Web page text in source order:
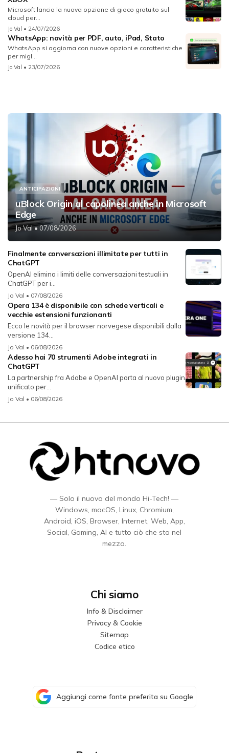
Microsoft lancia la nuova opzione di gioco gratuito sul
cloud per...
Jo Val • 24/07/2026
WhatsApp: novità per PDF, auto, iPad, Stato
WhatsApp si aggiorna con nuove opzioni e caratteristiche
per migl...
Jo Val • 23/07/2026
ANTICIPAZIONI
uBlock Origin al capolinea anche in Microsoft
Edge
Jo Val• 07/08/2026
Finalmente conversazioni illimitate per tutti in
ChatGPT
OpenAI elimina i limiti delle conversazioni testuali in
ChatGPT per i...
Jo Val • 07/08/2026
Opera 134 è disponibile con schede verticali e
vecchie estensioni funzionanti
Ecco le novità per il browser norvegese disponibili dalla
versione 134...
Jo Val • 06/08/2026
Adesso hai 70 strumenti Adobe integrati in
ChatGPT
La partnership fra Adobe e OpenAI porta al nuovo plugin
unificato per...
Jo Val • 06/08/2026
— Solo il nuovo del mondo Hi-Tech! —
Windows, macOS, Linux, Chromium,
Android, iOS, Browser, Internet, Web, App,
Social, Gaming, AI e tutto ciò che sta nel
mezzo.
Chi siamo
Info & Disclaimer
Privacy & Cookie
Sitemap
Codice etico
Aggiungi come fonte preferita su Google